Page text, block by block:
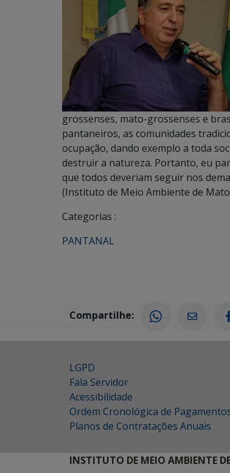
grossenses, mato-grossenses e
pantaneiros, as comunidades
ocupação, dando exemplo a toda
destruir a natureza. Portanto, eu
que todos deveriam seguir nos
(Instituto de Meio Ambiente de
Categorias :
PANTANAL
Compartilhe:
LGPD
Fala Servidor
Acessibilidade
Ordem Cronológica de
Planos de Contratações Anuais
INSTITUTO DE MEIO AMBIENTE